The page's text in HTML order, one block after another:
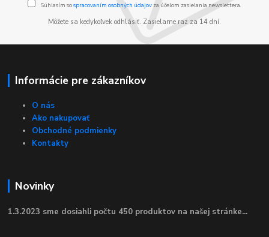
Súhlasím sospracovaním osobných údajov za účelom zasielania newslettera.
Môžete sa kedykoľvek odhlásiť. Zasielame raz za 14 dní.
Informácie pre zákazníkov
O nás
Ako nakupovať
Obchodné podmienky
Kontakty
Novinky
1.3.2023 sme dosiahli počtu 450 produktov na našej stránke...